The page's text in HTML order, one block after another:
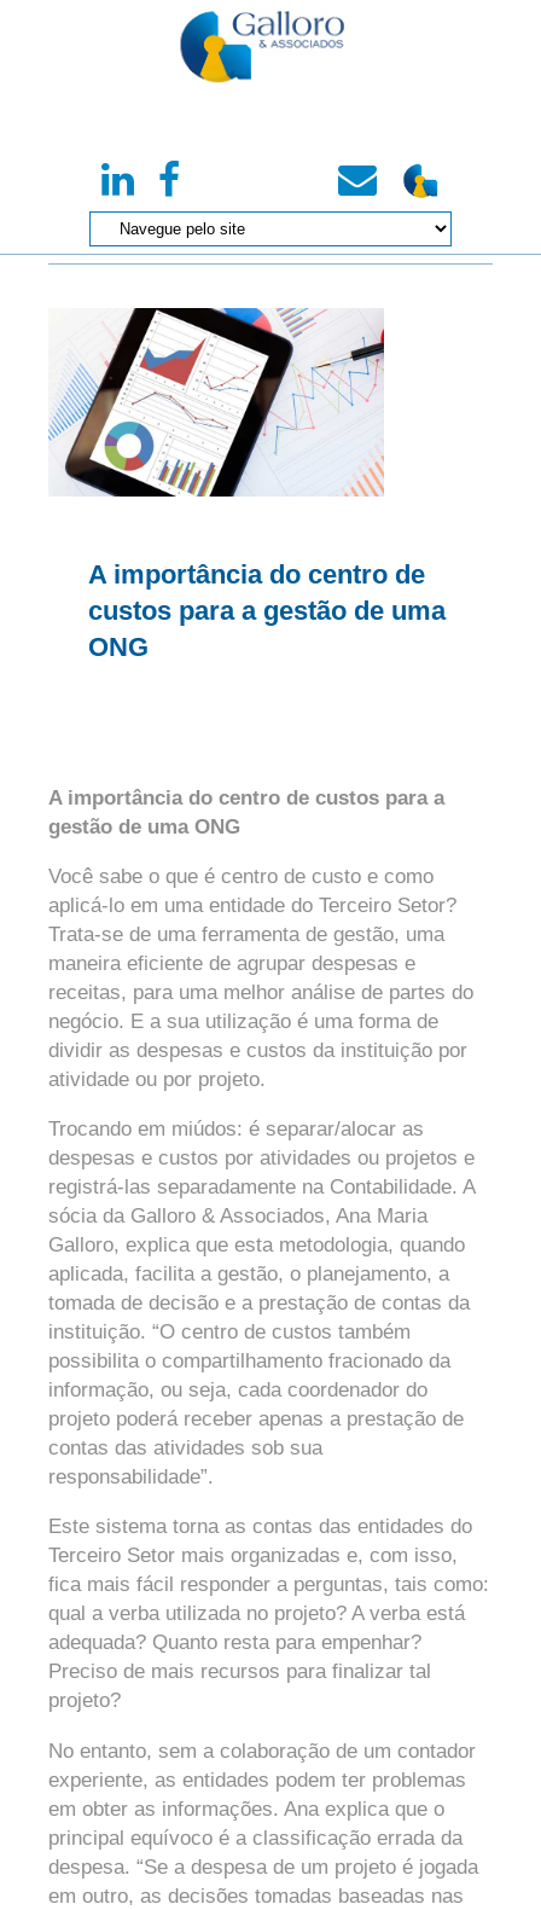
A importância do centro de
custos para a gestão de uma
ONG
A importância do centro de custos para a
gestão de uma ONG
Você sabe o que é centro de custo e como
aplicá-lo em uma entidade do Terceiro Setor?
Trata-se de uma ferramenta de gestão, uma
maneira eficiente de agrupar despesas e
receitas, para uma melhor análise de partes do
negócio. E a sua utilização é uma forma de
dividir as despesas e custos da instituição por
atividade ou por projeto.
Trocando em miúdos: é separar/alocar as
despesas e custos por atividades ou projetos e
registrá-las separadamente na Contabilidade. A
sócia da Galloro & Associados, Ana Maria
Galloro, explica que esta metodologia, quando
aplicada, facilita a gestão, o planejamento, a
tomada de decisão e a prestação de contas da
instituição. “O centro de custos também
possibilita o compartilhamento fracionado da
informação, ou seja, cada coordenador do
projeto poderá receber apenas a prestação de
contas das atividades sob sua
responsabilidade”.
Este sistema torna as contas das entidades do
Terceiro Setor mais organizadas e, com isso,
fica mais fácil responder a perguntas, tais como:
qual a verba utilizada no projeto? A verba está
adequada? Quanto resta para empenhar?
Preciso de mais recursos para finalizar tal
projeto?
No entanto, sem a colaboração de um contador
experiente, as entidades podem ter problemas
em obter as informações. Ana explica que o
principal equívoco é a classificação errada da
despesa. “Se a despesa de um projeto é jogada
em outro, as decisões tomadas baseadas nas